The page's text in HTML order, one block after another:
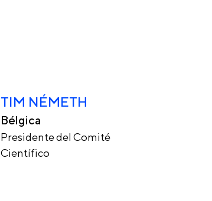
TIM NÉMETH
Bélgica
Presidente del Comité
Científico